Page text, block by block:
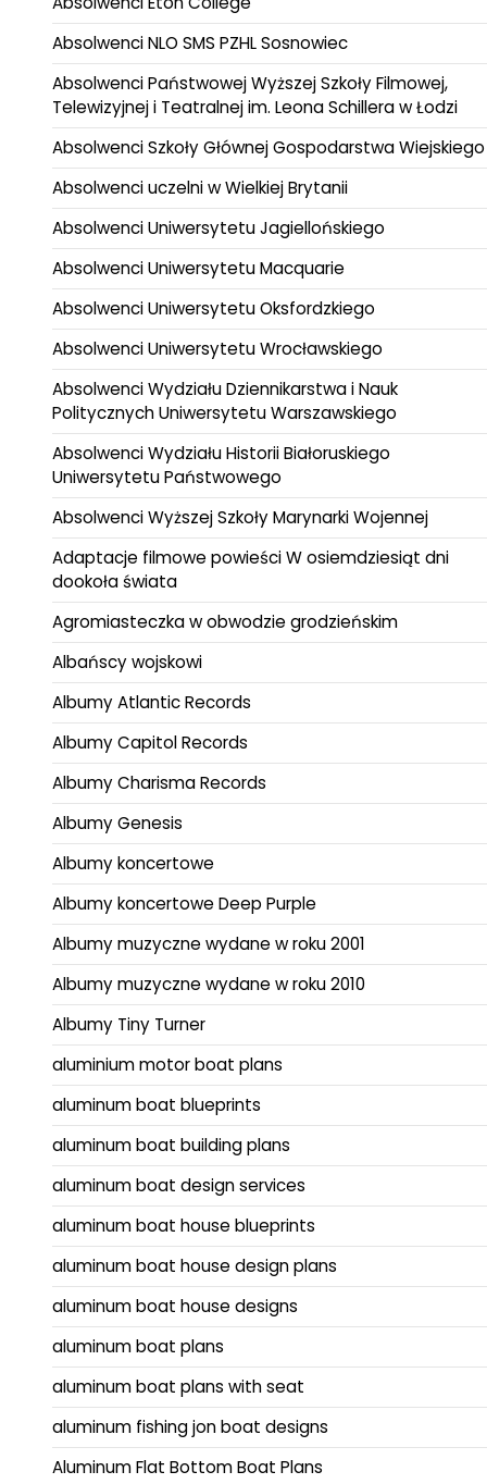
Absolwenci NLO SMS PZHL Sosnowiec
Absolwenci Państwowej Wyższej Szkoły Filmowej,
Telewizyjnej i Teatralnej im. Leona Schillera w Łodzi
Absolwenci Szkoły Głównej Gospodarstwa Wiejskiego
Absolwenci uczelni w Wielkiej Brytanii
Absolwenci Uniwersytetu Jagiellońskiego
Absolwenci Uniwersytetu Macquarie
Absolwenci Uniwersytetu Oksfordzkiego
Absolwenci Uniwersytetu Wrocławskiego
Absolwenci Wydziału Dziennikarstwa i Nauk
Politycznych Uniwersytetu Warszawskiego
Absolwenci Wydziału Historii Białoruskiego
Uniwersytetu Państwowego
Absolwenci Wyższej Szkoły Marynarki Wojennej
Adaptacje filmowe powieści W osiemdziesiąt dni
dookoła świata
Agromiasteczka w obwodzie grodzieńskim
Albańscy wojskowi
Albumy Atlantic Records
Albumy Capitol Records
Albumy Charisma Records
Albumy Genesis
Albumy koncertowe
Albumy koncertowe Deep Purple
Albumy muzyczne wydane w roku 2001
Albumy muzyczne wydane w roku 2010
Albumy Tiny Turner
aluminium motor boat plans
aluminum boat blueprints
aluminum boat building plans
aluminum boat design services
aluminum boat house blueprints
aluminum boat house design plans
aluminum boat house designs
aluminum boat plans
aluminum boat plans with seat
aluminum fishing jon boat designs
Aluminum Flat Bottom Boat Plans